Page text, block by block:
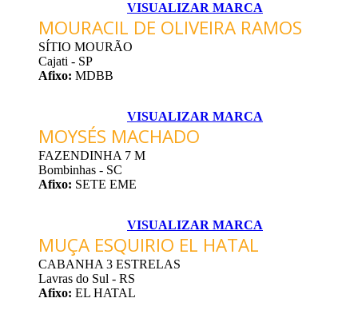
VISUALIZAR MARCA
MOURACIL DE OLIVEIRA RAMOS
SÍTIO MOURÃO
Cajati - SP
Afixo: MDBB
VISUALIZAR MARCA
MOYSÉS MACHADO
FAZENDINHA 7 M
Bombinhas - SC
Afixo: SETE EME
VISUALIZAR MARCA
MUÇA ESQUIRIO EL HATAL
CABANHA 3 ESTRELAS
Lavras do Sul - RS
Afixo: EL HATAL